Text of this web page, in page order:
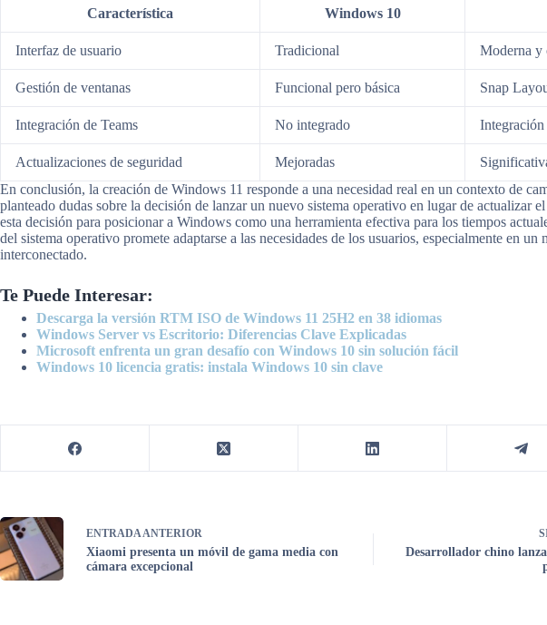
Característica Windows 10
Interfaz de usuario Tradicional Moderna y
Gestión de ventanas Funcional pero básica Snap
Integración de Teams No integrado Integración
Actualizaciones de seguridad Mejoradas
En conclusión, la creación de Windows 11 responde a una necesidad real en un contexto de
planteado dudas sobre la decisión de lanzar un nuevo sistema operativo en lugar de actualizar
esta decisión para posicionar a Windows como una herramienta efectiva para los tiempos
del sistema operativo promete adaptarse a las necesidades de los usuarios, especialmente en
interconectado.
Te Puede Interesar:
Descarga la versión RTM ISO de Windows 11 25H2 en 38 idiomas
Windows Server vs Escritorio: Diferencias Clave Explicadas
Microsoft enfrenta un gran desafío con Windows 10 sin solución fácil
Windows 10 licencia gratis: instala Windows 10 sin clave
ENTRADAANTERIOR
Xiaomi presenta un móvil de gama media con
cámara excepcional
Desarrollador chino